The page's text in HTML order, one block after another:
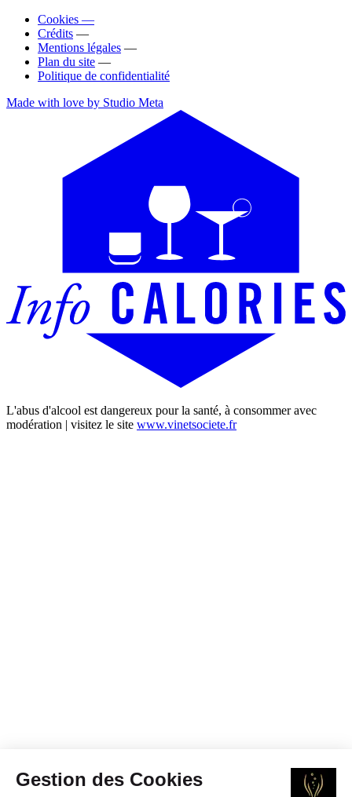
Gestion des Cookies
Cookies —
Crédits —
Mentions légales —
Plan du site —
Politique de confidentialité
Made with love by Studio Meta
L'abus d'alcool est dangereux pour la santé, à consommer avec
modération | visitez le site www.vinetsociete.fr